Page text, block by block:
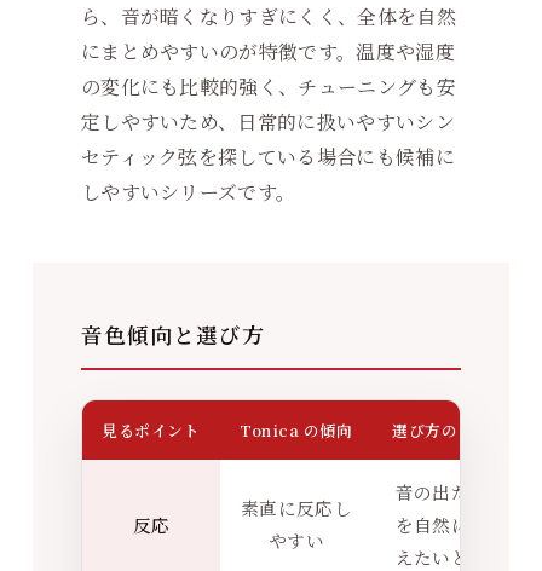
ら、音が暗くなりすぎにくく、全体を自然
にまとめやすいのが特徴です。温度や湿度
の変化にも比較的強く、チューニングも安
定しやすいため、日常的に扱いやすいシン
セティック弦を探している場合にも候補に
しやすいシリーズです。
音色傾向と選び方
見るポイント Tonica の傾向 選び方の目安
反応
素直に反応し
やすい
音の出だし
を自然に整
えたいとき